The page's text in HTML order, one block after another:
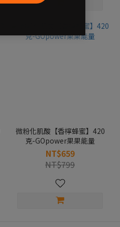
微粉化肌酸【香檸蜂蜜】420
克-GOpower果果能量
NT$659
NT$799